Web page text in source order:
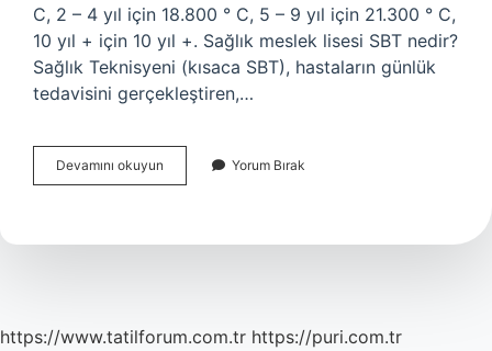
C, 2 – 4 yıl için 18.800 ° C, 5 – 9 yıl için 21.300 ° C,
10 yıl + için 10 yıl +. Sağlık meslek lisesi SBT nedir?
Sağlık Teknisyeni (kısaca SBT), hastaların günlük
tedavisini gerçekleştiren,…
Devamını okuyun
Mezunu
Iş
Yorum Bırak
https://www.tatilforum.com.tr https://puri.com.tr